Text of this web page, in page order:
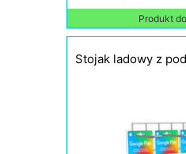
Produkt
Stojak ladowy z